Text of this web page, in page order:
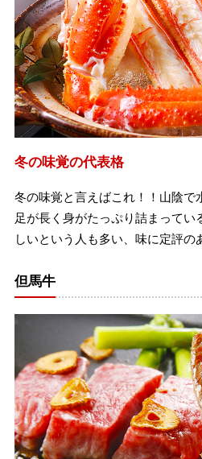
冬の味覚の代表格
冬の味覚と言えばこれ！！山陰で
足が長く身がたっぷり詰まってい
しいという人も多い、味に定評の
但馬牛